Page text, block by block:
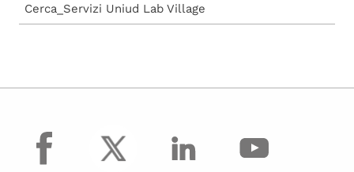
Cerca_Servizi Uniud Lab Village
facebook